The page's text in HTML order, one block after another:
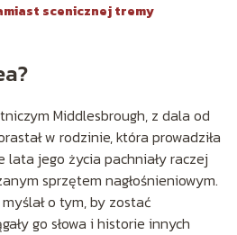
scenicznej tremy
Middlesbrough, z dala od
w rodzinie, która prowadziła
lata jego życia pachniały raczej
sprzętem nagłośnieniowym.
o tym, by zostać
go słowa i historie innych